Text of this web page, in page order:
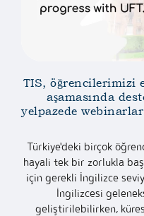
TIS, öğrencilerimizi
aşamasında
yelpazede
Türkiye'deki birçok
hayali tek bir zorlukla
için gerekli İngilizce
İngilizcesi
geliştirilebilirken,